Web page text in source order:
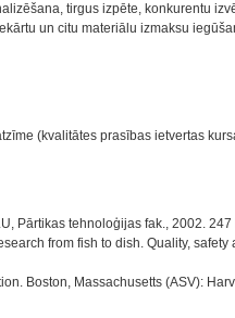
tirgus izpēte, konkurentu
un citu materiālu izmaksu
(kvalitātes prasības ietvertas
Pārtikas tehnoloģijas fak., 2002.
from fish to dish. Quality,
Boston, Massachusetts (ASV):